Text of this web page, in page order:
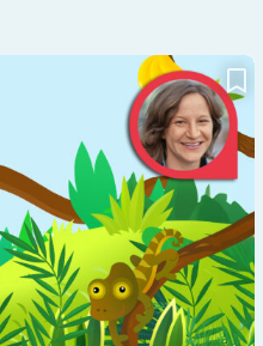
– wie unsere Madagaskar-
zum Opfer fiel